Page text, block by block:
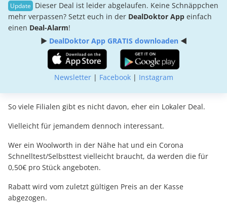
Dieser Deal ist leider abgelaufen. Keine Schnäppchen
mehr verpassen? Setzt euch in der DealDoktor App einfach
einen Deal-Alarm!
► DealDoktor App GRATIS downloaden◄
Newsletter| Facebook| Instagram
So viele Filialen gibt es nicht davon, eher ein Lokaler Deal.
Vielleicht für jemandem dennoch interessant.
Wer ein Woolworth in der Nähe hat und ein Corona
Schnelltest/Selbsttest vielleicht braucht, da werden die für
0,50€ pro Stück angeboten.
Rabatt wird vom zuletzt gültigen Preis an der Kasse
abgezogen.